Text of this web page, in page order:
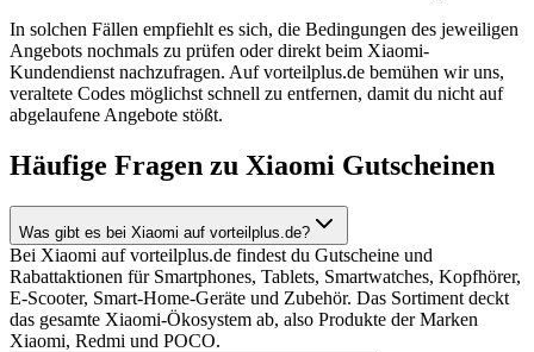
In solchen Fällen empfiehlt es sich, die Bedingungen des jeweiligen
Angebots nochmals zu prüfen oder direkt beim Xiaomi-
Kundendienst nachzufragen. Auf vorteilplus.de bemühen wir uns,
veraltete Codes möglichst schnell zu entfernen, damit du nicht auf
abgelaufene Angebote stößt.
Häufige Fragen zu Xiaomi Gutscheinen
Was gibt es bei Xiaomi auf vorteilplus.de?
Bei Xiaomi auf vorteilplus.de findest du Gutscheine und
Rabattaktionen für Smartphones, Tablets, Smartwatches, Kopfhörer,
E-Scooter, Smart-Home-Geräte und Zubehör. Das Sortiment deckt
das gesamte Xiaomi-Ökosystem ab, also Produkte der Marken
Xiaomi, Redmi und POCO.